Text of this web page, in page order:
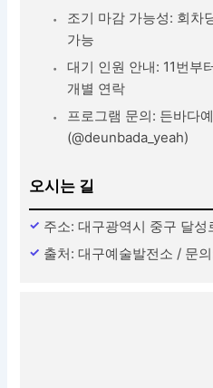
조기 마감 가능성: 회차
가능
대기 인원 안내: 11번부
개별 연락
프로그램 문의: 든바다
(@deunbada_yeah)
오시는 길
주소: 대구광역시 중구 달
출처: 대구예술발전소 / 문